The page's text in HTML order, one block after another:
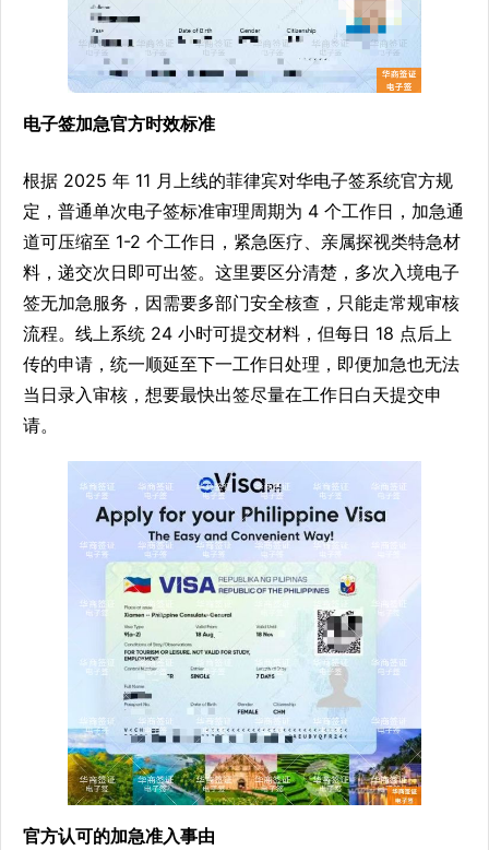
电子签加急官方时效标准
根据 2025 年 11 月上线的菲律宾对华电子签系统官方规
定，普通单次电子签标准审理周期为 4 个工作日，加急通
道可压缩至 1-2 个工作日，紧急医疗、亲属探视类特急材
料，递交次日即可出签。这里要区分清楚，多次入境电子
签无加急服务，因需要多部门安全核查，只能走常规审核
流程。线上系统 24 小时可提交材料，但每日 18 点后上
传的申请，统一顺延至下一工作日处理，即便加急也无法
当日录入审核，想要最快出签尽量在工作日白天提交申
请。
官方认可的加急准入事由